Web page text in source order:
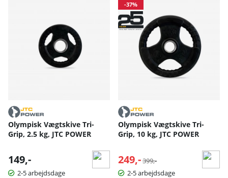
Olympisk Vægtskive Tri-
Grip, 2.5 kg, JTC POWER
149,-
2-5 arbejdsdage
-37%
Olympisk Vægtskive Tri-
Grip, 10 kg, JTC POWER
249,- Normalpris:
399,-
2-5 arbejdsdage